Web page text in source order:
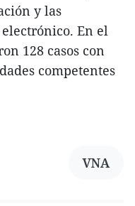
y las
En el
128 casos con
competentes
VNA